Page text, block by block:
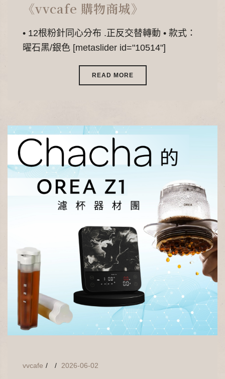
《vvcafe 購物商城》
• 12根粉針同心分布 .正反交替轉動 • 款式：
曜石黑/銀色 [metaslider id="10514"]
READ MORE
vvcafe 2026-06-02